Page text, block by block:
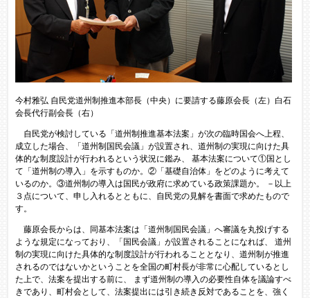
今村雅弘 自民党道州制推進本部長（中央）に要請する藤原会長（左）白石
会長代行副会長（右）
自民党が検討している「道州制推進基本法案」が次の臨時国会へ上程、
成立した場合、「道州制国民会議」が設置され、道州制の実現に向けた具
体的な制度設計が行われるという状況に鑑み、 基本法案について①国とし
て「道州制の導入」を示すものか。②「基礎自治体」をどのように考えて
いるのか。③道州制の導入は国民が政府に求めている政策課題か。 －以上
３点について、申し入れるとともに、自民党の見解を書面で求めたもので
す。
藤原会長からは、同基本法案は「道州制国民会議」へ審議を丸投げする
ような規定になっており、「国民会議」が設置されることになれば、 道州
制の実現に向けた具体的な制度設計が行われることとなり、道州制が推進
されるのではないかということを全国の町村長が非常に心配しているとし
た上で、法案を提出する前に、 まず道州制の導入の必要性自体を議論すべ
きであり、町村会として、法案提出には引き続き反対であることを、強く